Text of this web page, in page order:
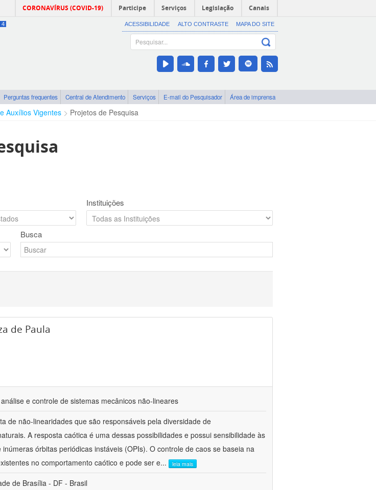
CORONAVÍRUS (COVID-19) Participe Serviços Legislação Canais
4 ACESSIBILIDADE ALTO CONTRASTE MAPA DO SITE
Perguntas frequentes Central de Atendimento Serviços E-mail do Pesquisador Área de imprensa
Auxílios Vigentes Projetos de Pesquisa
Instituições
Busca
de Paula
e controle de sistemas mecânicos não-lineares
de não-linearidades que são responsáveis pela diversidade de
A resposta caótica é uma dessas possibilidades e possui sensibilidade às
órbitas periódicas instáveis (OPIs). O controle de caos se baseia na
no comportamento caótico e pode ser e... leia mais
de Brasília - DF - Brasil